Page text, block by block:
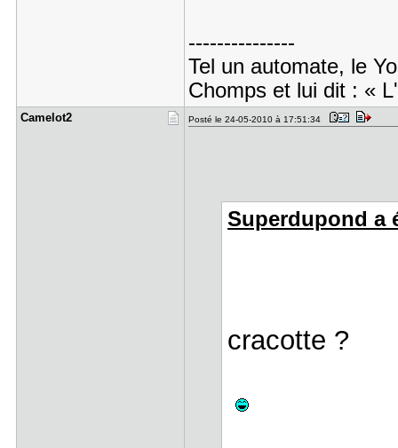
---------------
Tel un automate, le
Chomps et lui dit : «
Camelot2 Posté le 24-05-2010 à 17:51:34
Superdupond a
cracotte ?